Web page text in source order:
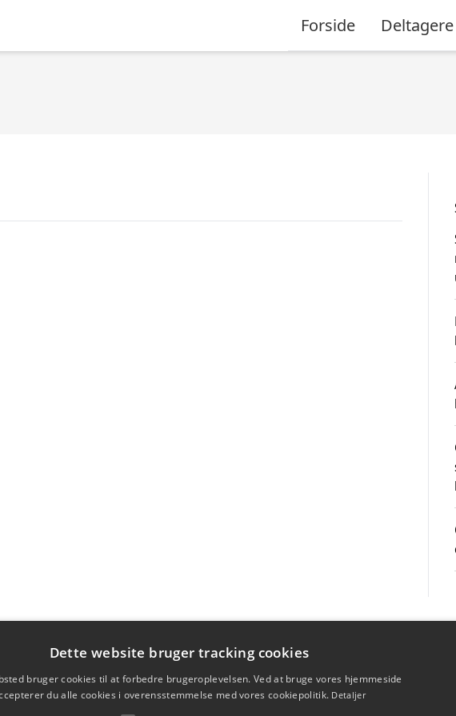
Forside Deltagere
Dette website bruger tracking cookies
bruger cookies til at forbedre brugeroplevelsen. Ved at bruge vores hjemmeside
du alle cookies i overensstemmelse med vores cookiepolitik. Detaljer